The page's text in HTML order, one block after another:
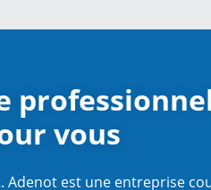
vous
Adenot est une entreprise